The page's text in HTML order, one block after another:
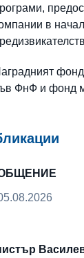
в
ФнФ и фонд